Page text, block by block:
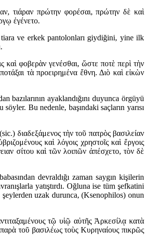
τιάραν πρώτην φορέσαι, πρώτην δὲ καὶ
ἐγένετο.
tiara ve erkek pantolonları giydiğini, yine ilk
φοβερὰν γενέσθαι, ὥστε ποτὲ περὶ τὴν
τὰ προειρημένα ἔθνη. Διὸ καὶ εἰκὼν
ayaklandığını duyunca örgüyü
Bu nedenle, başındaki saçların yarısı
διαδεξάμενος τὴν τοῦ πατρὸς βασιλείαν
καὶ λόγοις χρηστοῖς καὶ ἔργοις
σίτου καὶ τῶν λοιπῶν ἀπέσχετο, τὸν δὲ
devraldığı zaman saygın kişilerin
yatıştırdı. Oğluna ise tüm şefkatini
uzak durunca, (Ksenophilos) onun
τῷ υἱῷ αὐτῆς Ἀρκεσίλᾳ κατὰ
τοῦ βασιλέως τοὺς Κυρηναίους πικρῶς